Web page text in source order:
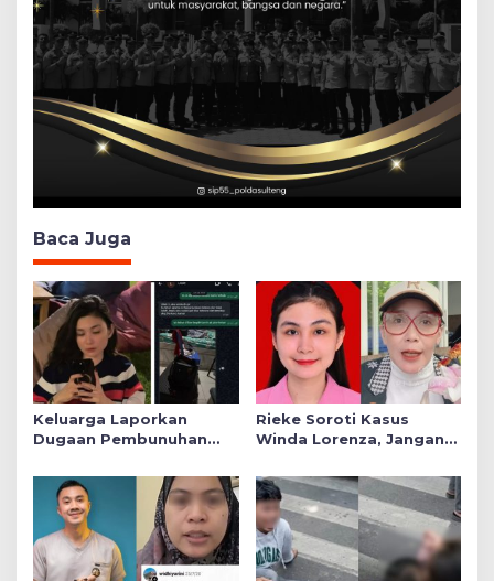
Baca Juga
Keluarga Laporkan
Dugaan Pembunuhan
Soroti Luka Lebam dan
Curhat Mendiang
Rieke Soroti Kasus
Winda Lorenza, Jangan
dalam Penyidikan